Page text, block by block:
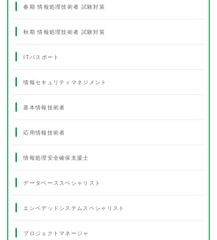
春期 情報処理技術者 試験対策
秋期 情報処理技術者 試験対策
ITパスポート
情報セキュリティマネジメント
基本情報技術者
応用情報技術者
情報処理安全確保支援士
データベーススペシャリスト
エンベデッドシステムスペシャリスト
プロジェクトマネージャ